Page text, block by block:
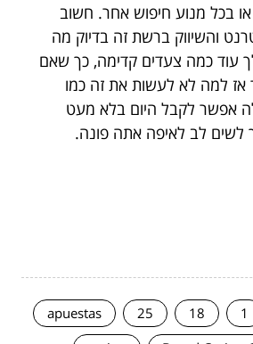
בכל מנוע חיפוש אחר. חשוב
והשיווק ברשת זה בדיוק מה
עוד כמה צעדים קדימה, כך שאם
למה לא לעשות את זה כמו
אפשר לקבל היום בלא מעט
לשים לב לאיפה אתה פונה.
1
18
25
apuestas